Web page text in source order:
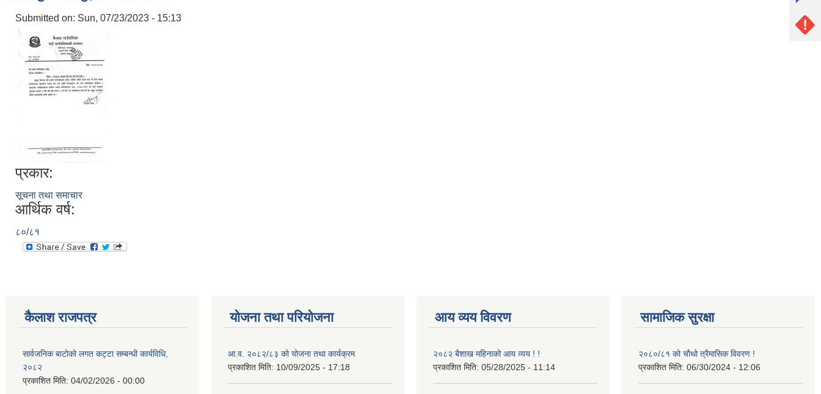
Submitted on: Sun, 07/23/2023 - 15:13
प्रकार:
सूचना तथा समाचार
आर्थिक वर्ष:
८०/८१
कैलाश राजपत्र
सार्वजनिक बाटोको लगत कट्टा सम्बन्धी कार्यविधि,
२०८२
प्रकाशित मिति: 04/02/2026 - 00:00
योजना तथा परियोजना
आ.व. २०८२/८३ को योजना तथा कार्यक्रम
प्रकाशित मिति: 10/09/2025 - 17:18
आय व्यय विवरण
२०८२ बैशाख महिनाको आय व्यय ! !
प्रकाशित मिति: 05/28/2025 - 11:14
सामाजिक सुरक्षा
२०८०/८१ को चौथो त्रैमासिक विवरण !
प्रकाशित मिति: 06/30/2024 - 12:06